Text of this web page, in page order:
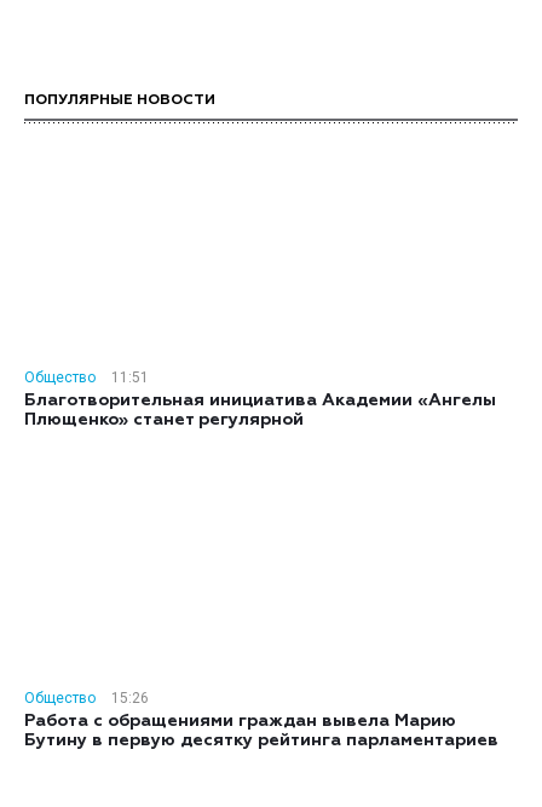
ПОПУЛЯРНЫЕ НОВОСТИ
Общество
11:51
Благотворительная инициатива Академии «Ангелы
Плющенко» станет регулярной
Общество
15:26
Работа с обращениями граждан вывела Марию
Бутину в первую десятку рейтинга парламентариев